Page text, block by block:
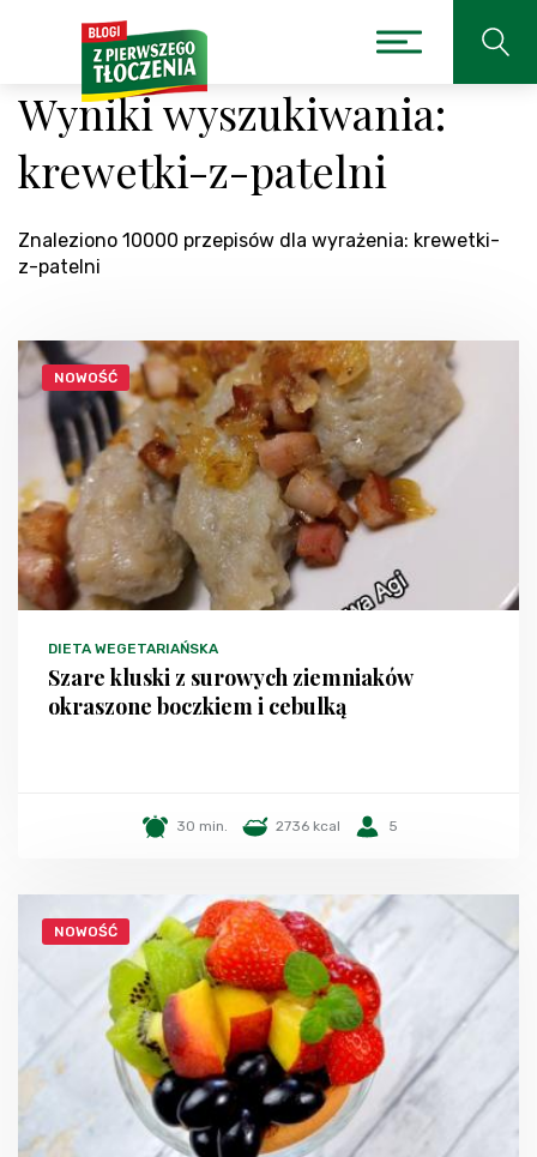
Wyniki wyszukiwania:
krewetki-z-patelni
Znaleziono 10000 przepisów dla wyrażenia: krewetki-
z-patelni
NOWOŚĆ
DIETA WEGETARIAŃSKA
Szare kluski z surowych ziemniaków
okraszone boczkiem i cebulką
30 min. 2736 kcal 5
NOWOŚĆ